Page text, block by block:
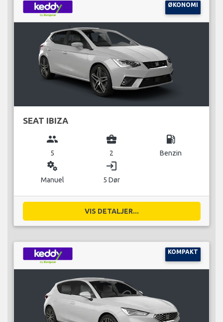
ØKONOMI
SEAT IBIZA
group
5
business_center
2
local_gas_station
Benzin
miscellaneous_services
Manuel
login
5 Dør
VIS DETALJER...
KOMPAKT